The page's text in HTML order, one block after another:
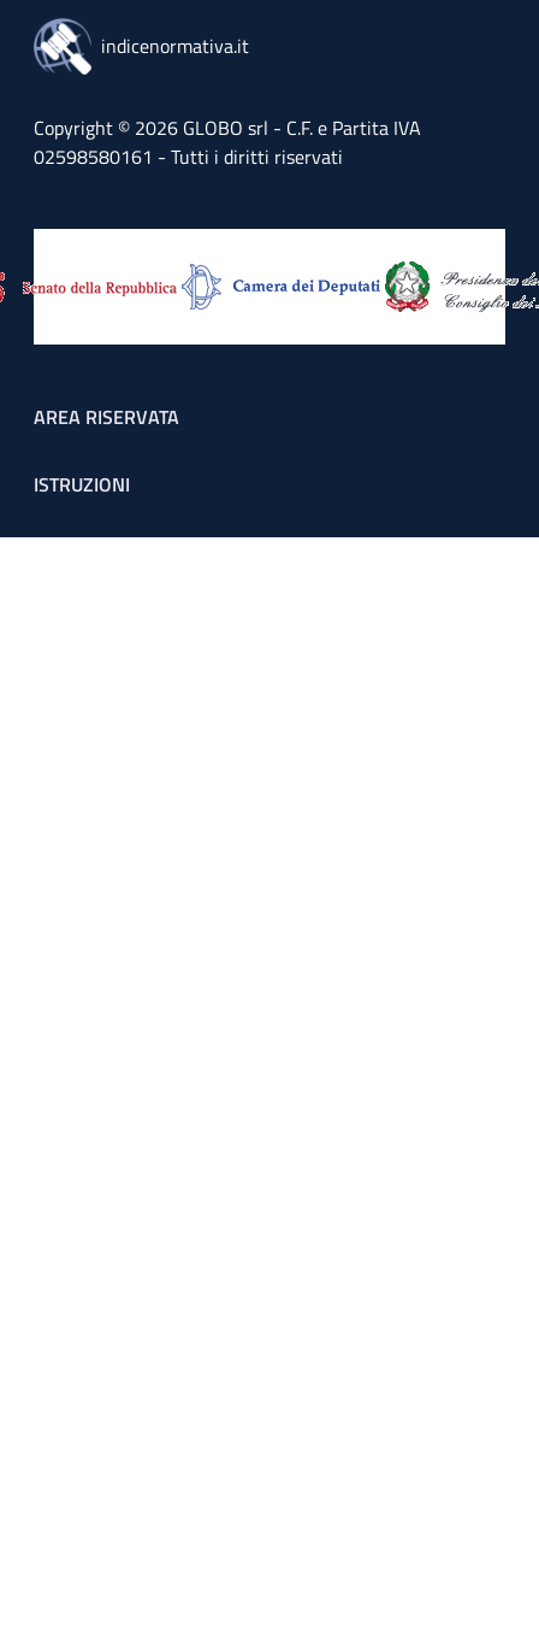
indicenormativa.it
Copyright © 2026 GLOBO srl - C.F. e Partita IVA
02598580161 - Tutti i diritti riservati
Footer menu
AREA RISERVATA
ISTRUZIONI